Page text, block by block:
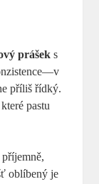
prášek s
příliš řídký.
pastu
oblíbený je